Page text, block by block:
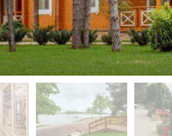
П
О
Д
О
Л
Ь
С
К